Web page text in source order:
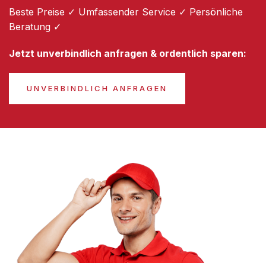
Beste Preise ✓ Umfassender Service ✓ Persönliche
Beratung ✓
Jetzt unverbindlich anfragen & ordentlich sparen:
UNVERBINDLICH ANFRAGEN